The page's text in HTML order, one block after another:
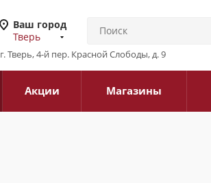
Ваш город
Тверь
г. Тверь, 4-й пер. Красной Слободы, д. 9
Акции Магазины